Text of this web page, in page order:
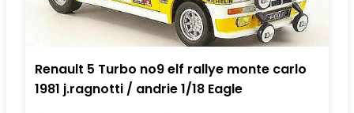
Renault 5 Turbo no9 elf rallye monte carlo
1981 j.ragnotti / andrie 1/18 Eagle